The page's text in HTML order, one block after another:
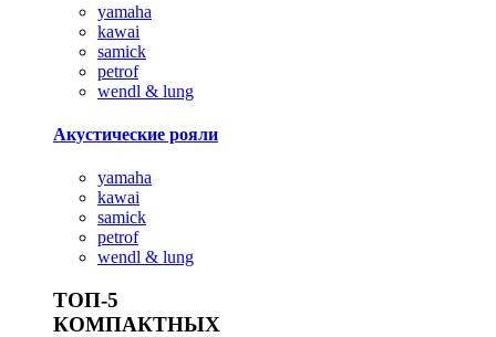
yamaha
kawai
samick
petrof
wendl & lung
Акустические рояли
yamaha
kawai
samick
petrof
wendl & lung
ТОП-5
КОМПАКТНЫХ